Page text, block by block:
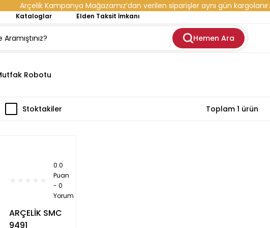
Arçelik Kampanya Mağazamız’dan verilen siparişler aynı gün kargolanır.
Kataloglar Elden Taksit İmkanı
Hemen Ara
Robotu
Stoktakiler Toplam 1 ürün
0.0
Puan
- 0
Yorum
ARÇELİK SMC
9491